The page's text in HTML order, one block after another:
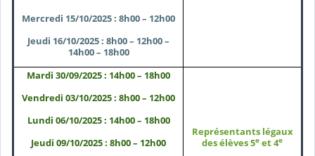
Mercredi 15/10/2025 : 8h00 – 12h00
Jeudi 16/10/2025 : 8h00 – 12h00 –
14h00 – 18h00
Mardi 30/09/2025 : 14h00 – 18h00
Vendredi 03/10/2025 : 8h00 – 12h00
Lundi 06/10/2025 : 14h00 – 18h00
Jeudi 09/10/2025 : 8h00 – 12h00
Représentants légaux
des élèves 5e et 4e